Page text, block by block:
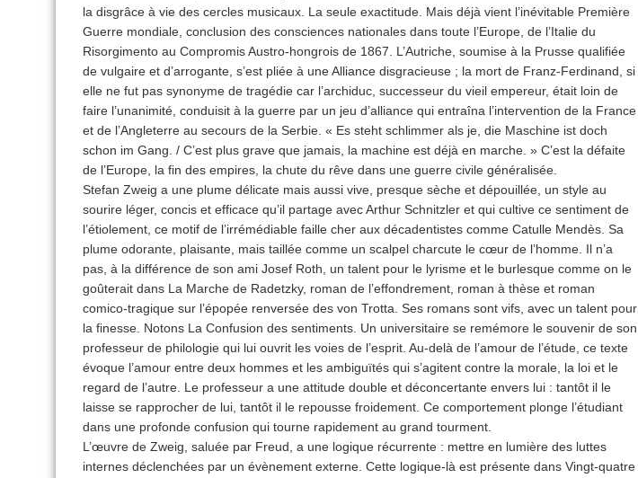
la disgrâce à vie des cercles musicaux. La seule exactitude. Mais déjà vient l’inévitable Première
Guerre mondiale, conclusion des consciences nationales dans toute l’Europe, de l’Italie du
Risorgimento au Compromis Austro-hongrois de 1867. L’Autriche, soumise à la Prusse qualifiée
de vulgaire et d’arrogante, s’est pliée à une Alliance disgracieuse ; la mort de Franz-Ferdinand, si
elle ne fut pas synonyme de tragédie car l’archiduc, successeur du vieil empereur, était loin de
faire l’unanimité, conduisit à la guerre par un jeu d’alliance qui entraîna l’intervention de la France
et de l’Angleterre au secours de la Serbie. « Es steht schlimmer als je, die Maschine ist doch
schon im Gang. / C’est plus grave que jamais, la machine est déjà en marche. » C’est la défaite
de l’Europe, la fin des empires, la chute du rêve dans une guerre civile généralisée.
Stefan Zweig a une plume délicate mais aussi vive, presque sèche et dépouillée, un style au
sourire léger, concis et efficace qu’il partage avec Arthur Schnitzler et qui cultive ce sentiment de
l’étiolement, ce motif de l’irrémédiable faille cher aux décadentistes comme Catulle Mendès. Sa
plume odorante, plaisante, mais taillée comme un scalpel charcute le cœur de l’homme. Il n’a
pas, à la différence de son ami Josef Roth, un talent pour le lyrisme et le burlesque comme on le
goûterait dans La Marche de Radetzky, roman de l’effondrement, roman à thèse et roman
comico-tragique sur l’épopée renversée des von Trotta. Ses romans sont vifs, avec un talent pour
la finesse. Notons La Confusion des sentiments. Un universitaire se remémore le souvenir de son
professeur de philologie qui lui ouvrit les voies de l’esprit. Au-delà de l’amour de l’étude, ce texte
évoque l’amour entre deux hommes et les ambiguïtés qui s’agitent contre la morale, la loi et le
regard de l’autre. Le professeur a une attitude double et déconcertante envers lui : tantôt il le
laisse se rapprocher de lui, tantôt il le repousse froidement. Ce comportement plonge l’étudiant
dans une profonde confusion qui tourne rapidement au grand tourment.
L’œuvre de Zweig, saluée par Freud, a une logique récurrente : mettre en lumière des luttes
internes déclenchées par un évènement externe. Cette logique-là est présente dans Vingt-quatre